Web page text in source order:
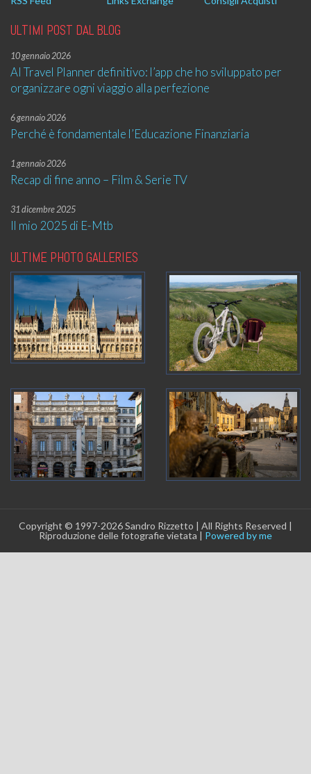
ULTIMI POST DAL BLOG
10 gennaio 2026
AI Travel Planner definitivo: l’app che ho sviluppato per
organizzare ogni viaggio alla perfezione
6 gennaio 2026
Perché è fondamentale l’Educazione Finanziaria
1 gennaio 2026
Recap di fine anno – Film & Serie TV
31 dicembre 2025
Il mio 2025 di E-Mtb
ULTIME PHOTO GALLERIES
Copyright © 1997-2026 Sandro Rizzetto | All Rights Reserved |
Riproduzione delle fotografie vietata | Powered by me